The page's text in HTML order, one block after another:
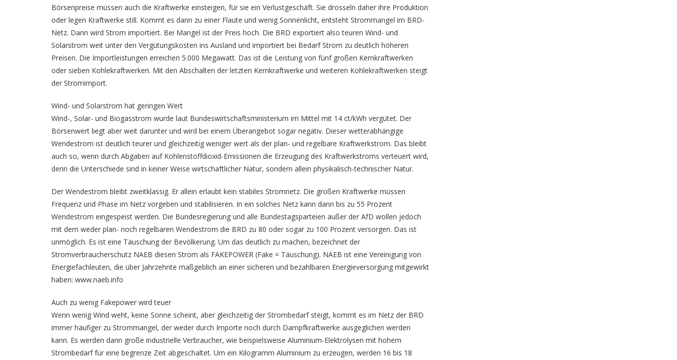
Börsenpreise müssen auch die Kraftwerke einsteigen, für sie ein Verlustgeschäft. Sie drosseln daher ihre Produktion
oder legen Kraftwerke still. Kommt es dann zu einer Flaute und wenig Sonnenlicht, entsteht Strommangel im BRD-
Netz. Dann wird Strom importiert. Bei Mangel ist der Preis hoch. Die BRD exportiert also teuren Wind- und
Solarstrom weit unter den Vergütungskosten ins Ausland und importiert bei Bedarf Strom zu deutlich höheren
Preisen. Die Importleistungen erreichen 5.000 Megawatt. Das ist die Leistung von fünf großen Kernkraftwerken
oder sieben Kohlekraftwerken. Mit den Abschalten der letzten Kernkraftwerke und weiteren Kohlekraftwerken steigt
der Stromimport.
Wind- und Solarstrom hat geringen Wert
Wind-, Solar- und Biogasstrom wurde laut Bundeswirtschaftsministerium im Mittel mit 14 ct/kWh vergütet. Der
Börsenwert liegt aber weit darunter und wird bei einem Überangebot sogar negativ. Dieser wetterabhängige
Wendestrom ist deutlich teurer und gleichzeitig weniger wert als der plan- und regelbare Kraftwerkstrom. Das bleibt
auch so, wenn durch Abgaben auf Kohlenstoffdioxid-Emissionen die Erzeugung des Kraftwerkstroms verteuert wird,
denn die Unterschiede sind in keiner Weise wirtschaftlicher Natur, sondern allein physikalisch-technischer Natur.
Der Wendestrom bleibt zweitklassig. Er allein erlaubt kein stabiles Stromnetz. Die großen Kraftwerke müssen
Frequenz und Phase im Netz vorgeben und stabilisieren. In ein solches Netz kann dann bis zu 55 Prozent
Wendestrom eingespeist werden. Die Bundesregierung und alle Bundestagsparteien außer der AfD wollen jedoch
mit dem weder plan- noch regelbaren Wendestrom die BRD zu 80 oder sogar zu 100 Prozent versorgen. Das ist
unmöglich. Es ist eine Täuschung der Bevölkerung. Um das deutlich zu machen, bezeichnet der
Stromverbraucherschutz NAEB diesen Strom als FAKEPOWER (Fake = Täuschung). NAEB ist eine Vereinigung von
Energiefachleuten, die über Jahrzehnte maßgeblich an einer sicheren und bezahlbaren Energieversorgung mitgewirkt
haben: www.naeb.info
Auch zu wenig Fakepower wird teuer
Wenn wenig Wind weht, keine Sonne scheint, aber gleichzeitig der Strombedarf steigt, kommt es im Netz der BRD
immer häufiger zu Strommangel, der weder durch Importe noch durch Dampfkraftwerke ausgeglichen werden
kann. Es werden dann große industrielle Verbraucher, wie beispielsweise Aluminium-Elektrolysen mit hohem
Strombedarf für eine begrenze Zeit abgeschaltet. Um ein Kilogramm Aluminium zu erzeugen, werden 16 bis 18